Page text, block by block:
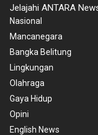
Jelajahi ANTARA
Nasional
Mancanegara
Bangka Belitung
Lingkungan
Olahraga
Gaya Hidup
Opini
English News